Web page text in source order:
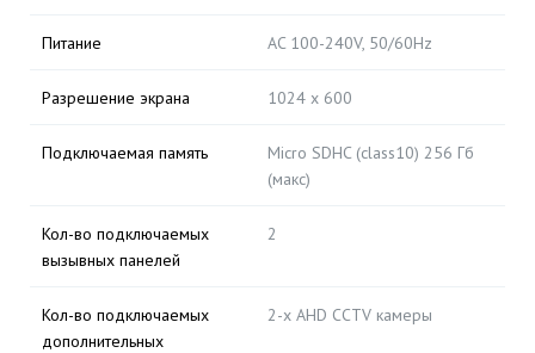
Питание AC 100-240V, 50/60Hz
Разрешение экрана 1024 х 600
Подключаемая память
Micro SDHC (class10) 256 Гб
(макс)
Кол-во подключаемых
вызывных панелей
2
Кол-во подключаемых
дополнительных
2-х AHD CCTV камеры